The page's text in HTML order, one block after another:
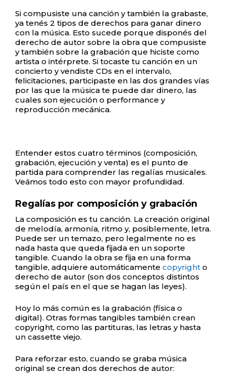
Si compusiste una canción y también la grabaste,
ya tenés 2 tipos de derechos para ganar dinero
con la música. Esto sucede porque disponés del
derecho de autor sobre la obra que compusiste
y también sobre la grabación que hiciste como
artista o intérprete. Si tocaste tu canción en un
concierto y vendiste CDs en el intervalo,
felicitaciones, participaste en las dos grandes vías
por las que la música te puede dar dinero, las
cuales son ejecución o performance y
reproducción mecánica.
Entender estos cuatro términos (composición,
grabación, ejecución y venta) es el punto de
partida para comprender las regalías musicales.
Veámos todo esto con mayor profundidad.
Regalías por composición y grabación
La composición es tu canción. La creación original
de melodía, armonía, ritmo y, posiblemente, letra.
Puede ser un temazo, pero legalmente no es
nada hasta que queda fijada en un soporte
tangible. Cuando la obra se fija en una forma
tangible, adquiere automáticamente copyright o
derecho de autor (son dos conceptos distintos
según el país en el que se hagan las leyes).
Hoy lo más común es la grabación (física o
digital). Otras formas tangibles también crean
copyright, como las partituras, las letras y hasta
un cassette viejo.
Para reforzar esto, cuando se graba música
original se crean dos derechos de autor: